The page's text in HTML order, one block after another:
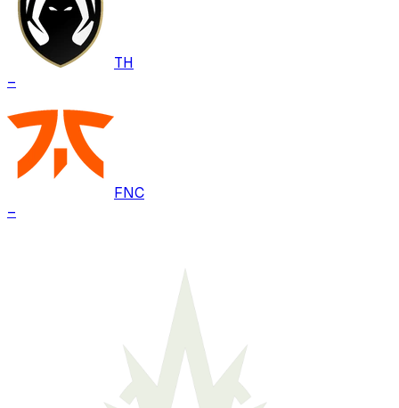
TH
–
FNC
–